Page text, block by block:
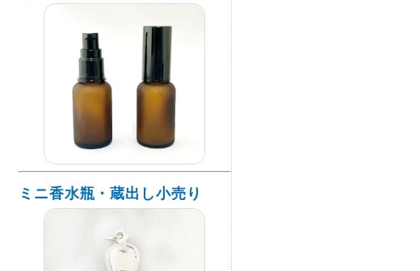
ミニ香水瓶・蔵出し小売り